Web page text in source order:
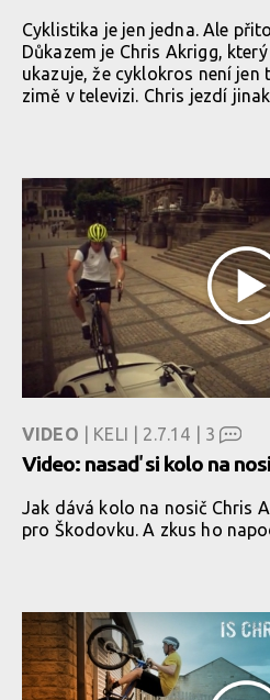
Cyklistika je jen jedna. Ale
Důkazem je Chris Akrigg,
ukazuje, že cyklokros není jen
zimě v televizi. Chris jezdí
VIDEO | KELI | 2.7.14 | 3
Video: nasaď si kolo na
Jak dává kolo na nosič Chris
pro Škodovku. A zkus ho